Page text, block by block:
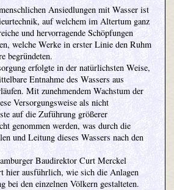
Ansiedlungen mit Wasser ist
auf welchem im Altertum ganz
und hervorragende Schöpfungen
welche Werke in erster Linie den Ruhm
begründeten.
erfolgte in der natürlichsten Weise,
Entnahme des Wassers aus
Mit zunehmendem Wachstum der
Versorgungsweise als nicht
auf die Zuführung größerer
genommen werden, was durch die
und Leitung dieses Wassers nach den
Baudirektor Curt Merckel
hier ausführlich, wie sich die Anlagen
bei den einzelnen Völkern gestalteten.